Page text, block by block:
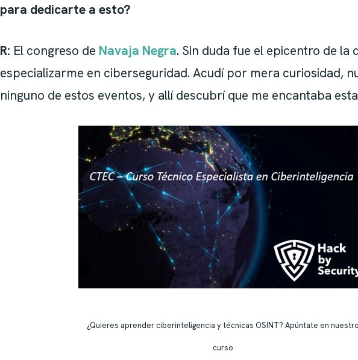
para dedicarte a esto?
R: El congreso de Navaja Negra. Sin duda fue el epicentro de la
especializarme en ciberseguridad. Acudí por mera curiosidad,
ninguno de estos eventos, y allí descubrí que me encantaba
¿Quieres aprender ciberinteligencia y técnicas OSINT? Apúntate en nuestro
curso